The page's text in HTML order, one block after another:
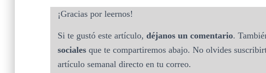
¡Gracias por leernos!
Si te gustó este artículo, déjanos un comentario.
sociales que te compartiremos abajo. No olvides
artículo semanal directo en tu correo.